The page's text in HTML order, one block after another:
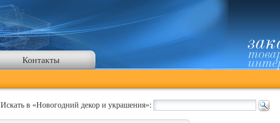
Контакты
Искать в «Новогодний декор и украшения»: